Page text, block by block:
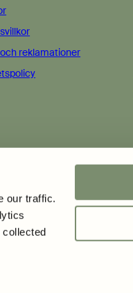
our traffic.
collected
reklamationer